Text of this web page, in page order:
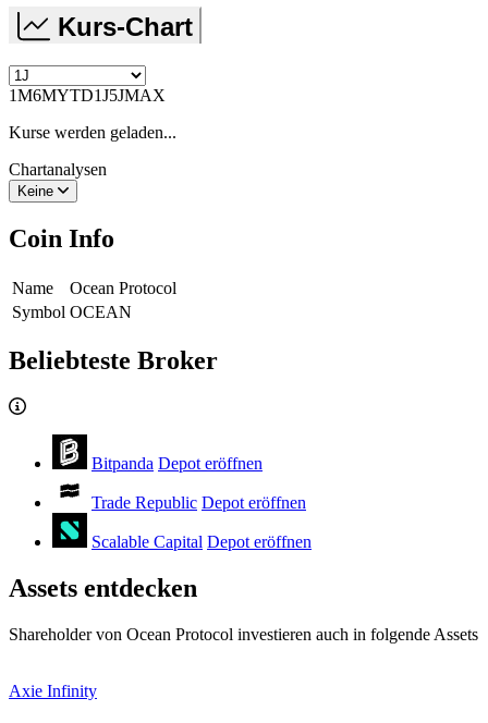
Kurs-Chart
1M6MYTD1J5JMAX
Kurse werden geladen...
Chartanalysen
Keine
Coin Info
Name
Ocean Protocol
Symbol OCEAN
Beliebteste Broker
Bitpanda Depot eröffnen
Trade Republic Depot eröffnen
Scalable Capital Depot eröffnen
Assets entdecken
Shareholder von Ocean Protocol investieren auch in folgende Assets
Axie Infinity